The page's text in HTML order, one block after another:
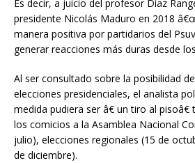
Es decir, a juicio del profesor Díaz
presidente Nicolás Maduro en 2018
manera positiva por partidarios del
generar reacciones más duras desde
Al ser consultado sobre la posibilidad
elecciones presidenciales, el analista
medida pudiera ser â€ un tiro al
los comicios a la Asamblea Nacional
julio), elecciones regionales (15 de
de diciembre).